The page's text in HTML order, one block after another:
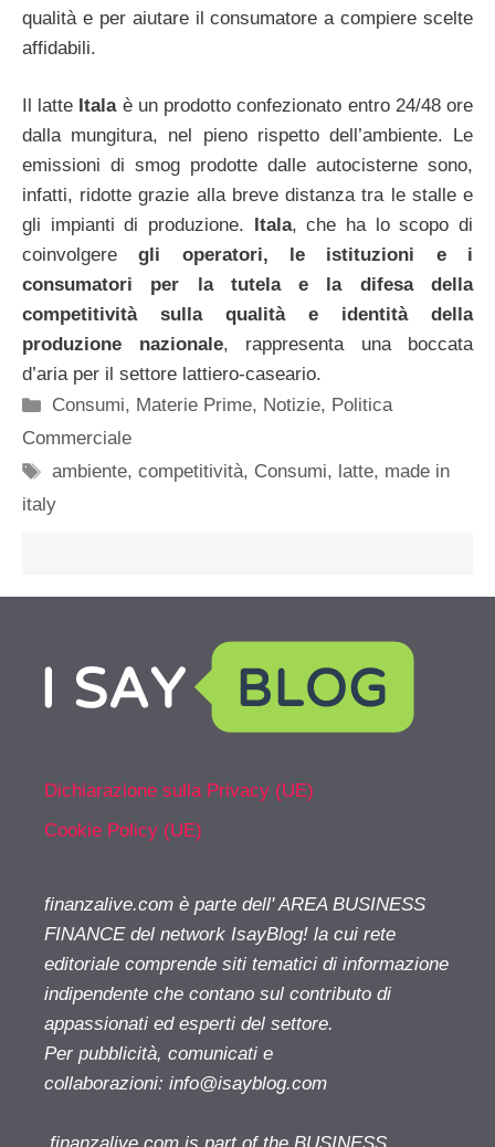
qualità e per aiutare il consumatore a compiere scelte
affidabili.
Il latte Italaè un prodotto confezionato entro 24/48 ore
dalla mungitura, nel pieno rispetto dell’ambiente. Le
emissioni di smog prodotte dalle autocisterne sono,
infatti, ridotte grazie alla breve distanza tra le stalle e
gli impianti di produzione.
Itala, che ha lo scopo di
coinvolgere gli operatori, le istituzioni e i
consumatori per la tutela e la difesa della
competitività sulla qualità e identità della
produzione nazionale, rappresenta una boccata
d’aria per il settore lattiero-caseario.
Categorie
Consumi, Materie Prime, Notizie, Politica
Commerciale
Tag
ambiente,competitività, Consumi, latte, made in
italy
Dichiarazione sulla Privacy (UE)
Cookie Policy (UE)
finanzalive.com è parte dell' AREA BUSINESS
FINANCE del network IsayBlog! la cui rete
editoriale comprende siti tematici di informazione
indipendente che contano sul contributo di
appassionati ed esperti del settore.
Per pubblicità, comunicati e
collaborazioni: info@isayblog.com